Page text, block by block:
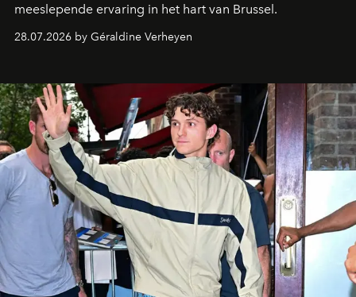
meeslepende ervaring in het hart van Brussel.
28.07.2026 by Géraldine Verheyen